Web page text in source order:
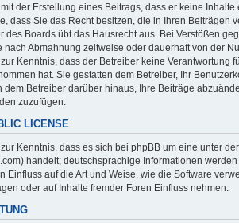
der Erstellung eines Beitrags, dass er keine
dass Sie das Recht besitzen, die in Ihren Beiträgen
des Boards übt das Hausrecht aus. Bei Verstößen
nach Abmahnung zeitweise oder dauerhaft von der
Kenntnis, dass der Betreiber keine Verantwortung
hat. Sie gestatten dem Betreiber, Ihr
dem Betreiber darüber hinaus, Ihre Beiträge
zuzufügen.
LICENSE
Kenntnis, dass es sich bei phpBB um eine unter der
handelt; deutschsprachige Informationen
Einfluss auf die Art und Weise, wie die Software
oder auf Inhalte fremder Foren Einfluss nehmen.